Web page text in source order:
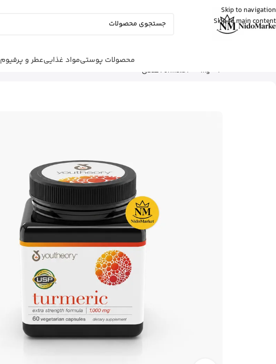
Skip to navigation
Skip to main content
محصولات پوستیمواد غذاییعطر و پرفیوم محصولات بهداشتی|مکمل‌ها|
Formula 1000mg – 60 عددی
مهرنوش
کلروفیل مایع ناو نعنایی رو خرید کرد